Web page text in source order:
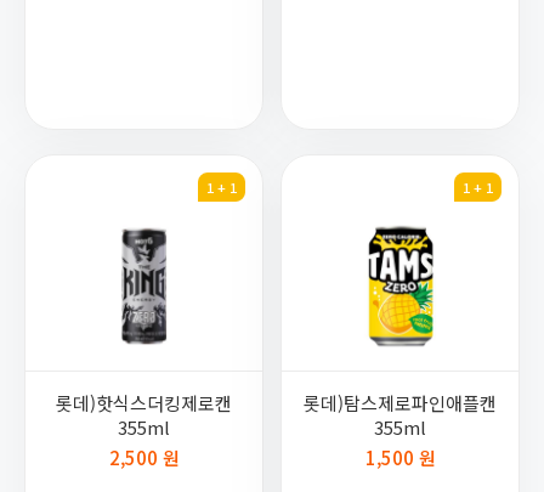
1 + 1
롯데)핫식스더킹제로캔
355ml
2,500 원
1 + 1
롯데)탐스제로파인애플캔
355ml
1,500 원